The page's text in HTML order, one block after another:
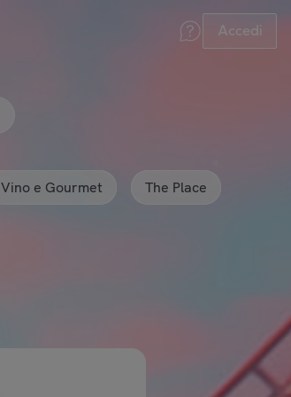
Accedi
Vino e Gourmet The Place